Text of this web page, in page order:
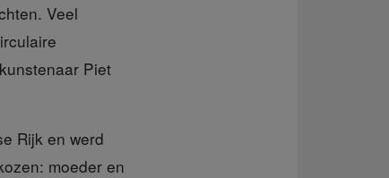
Veel
Piet
Rijk en werd
moeder en